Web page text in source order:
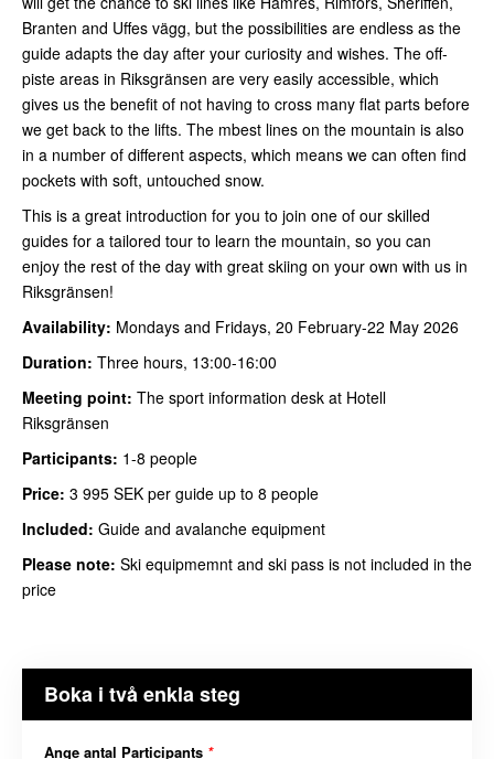
Branten and Uffes vägg, but the possibilities are endless as the
guide adapts the day after your curiosity and wishes. The off-
piste areas in Riksgränsen are very easily accessible, which
gives us the benefit of not having to cross many flat parts before
we get back to the lifts. The mbest lines on the mountain is also
in a number of different aspects, which means we can often find
pockets with soft, untouched snow.
This is a great introduction for you to join one of our skilled
guides for a tailored tour to learn the mountain, so you can
enjoy the rest of the day with great skiing on your own with us in
Riksgränsen!
Availability: Mondays and Fridays, 20 February-22 May 2026
Duration: Three hours, 13:00-16:00
Meeting point: The sport information desk at Hotell
Riksgränsen
Participants: 1-8 people
Price: 3 995 SEK per guide up to 8 people
Included: Guide and avalanche equipment
Please note: Ski equipmemnt and ski pass is not included in the
price
Boka i två enkla steg
Ange antal Participants *